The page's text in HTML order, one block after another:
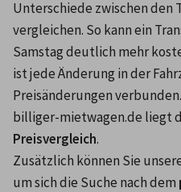
Unterschiede zwischen den
vergleichen. So kann ein
Samstag deutlich mehr
ist jede Änderung in der
Preisänderungen
billiger-mietwagen.de liegt
Preisvergleich.
Zusätzlich können Sie
um sich die Suche nach dem